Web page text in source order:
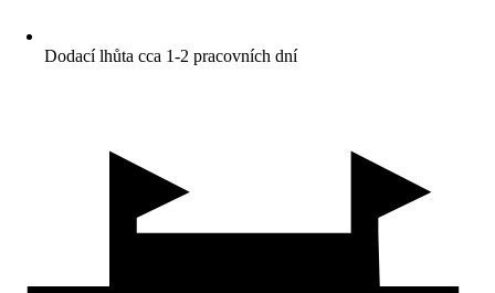
Dodací lhůta cca 1-2 pracovních dní